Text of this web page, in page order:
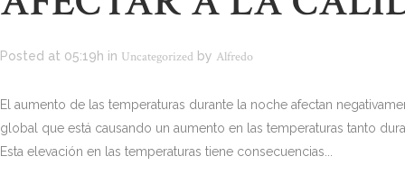
Posted at 05:19h in Uncategorized by Alfredo
El aumento de las temperaturas durante la noche afectan
global que está causando un aumento en las temperaturas tanto
Esta elevación en las temperaturas tiene consecuencias...